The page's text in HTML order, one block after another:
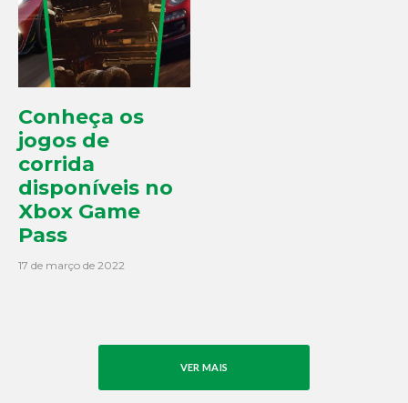
Conheça os
jogos de
corrida
disponíveis no
Xbox Game
Pass
17 de março de 2022
VER MAIS